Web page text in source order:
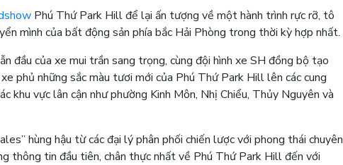
Phú Thứ Park Hill để lại ấn tượng về một hành trình rực rỡ, tô
mình của bất động sản phía bắc Hải Phòng trong thời kỳ hợp nhất.
đầu của xe mui trần sang trọng, cùng đội hình xe SH đồng bộ tạo
phủ những sắc màu tươi mới của Phú Thứ Park Hill lên các cung
khu vực lân cận như phường Kinh Môn, Nhị Chiểu, Thủy Nguyên và
hùng hậu từ các đại lý phân phối chiến lược với phong thái chuyên
thông tin đầu tiên, chân thực nhất về Phú Thứ Park Hill đến với